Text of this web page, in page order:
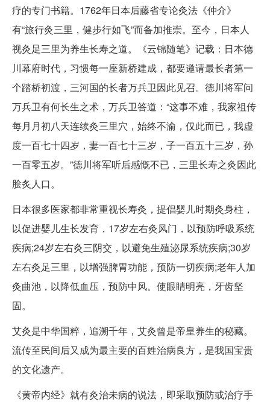
疗的专门书籍。1762年日本后藤省专论灸法《仲介》
有“旅行灸三里，健步行如飞”而备加推崇。至今，日本人
视灸足三里为养生长寿之道。《云锦随笔》记载：日本德
川幕府时代，习惯每一座新桥建成，都要邀请最长者第一
个踏桥初渡，三河国的长者万兵卫因此见召。德川将军问
万兵卫有何长生之术，万兵卫答道：“这事不难，我家祖传
每月月初八天连续灸三里穴，始终不渝，仅此而已，我虚
度一百七十四岁，妻一百七十三岁，子一百五十三岁，孙
一百零五岁。”德川将军听后感慨不已，三里长寿之灸因此
脍炙人口。
日本很多医家都非常重视长寿灸，提倡婴儿时期灸身柱，
以促进婴儿生长发育，17岁左右灸风门，以预防呼吸系统
疾病;24岁左右灸三阴交，以避免生殖泌尿系统疾病;30岁
左右灸足三里，以增强脾胃功能，预防一切疾病;老年人加
灸曲池，以降低血压，预防中风。使眼睛明亮，牙齿坚
固。
艾灸是中华国粹，追溯千年，艾灸曾是帝皇养生的秘藏。
流传至民间后又成为最主要的百姓治病良方，是我国宝贵
的文化遗产。
《黄帝内经》就有灸治未病的说法，即采取预防或治疗手